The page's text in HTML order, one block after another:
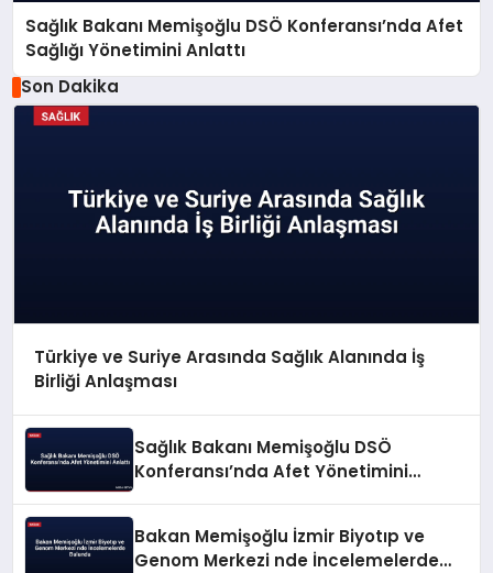
Sağlık Bakanı Memişoğlu DSÖ Konferansı’nda Afet
Sağlığı Yönetimini Anlattı
Son Dakika
Türkiye ve Suriye Arasında Sağlık Alanında İş
Birliği Anlaşması
Sağlık Bakanı Memişoğlu DSÖ
Konferansı’nda Afet Yönetimini
Bakan Memişoğlu İzmir Biyotıp ve
Genom Merkezi nde İncelemelerde